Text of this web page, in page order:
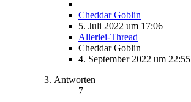
Cheddar Goblin
5. Juli 2022 um 17:06
Allerlei-Thread
Cheddar Goblin
4. September 2022 um 22:55
Antworten
7